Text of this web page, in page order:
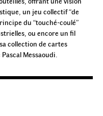
un jeu collectif “de
du “touché-coulé”
ou encore un fil
collection de cartes
Messaoudi.